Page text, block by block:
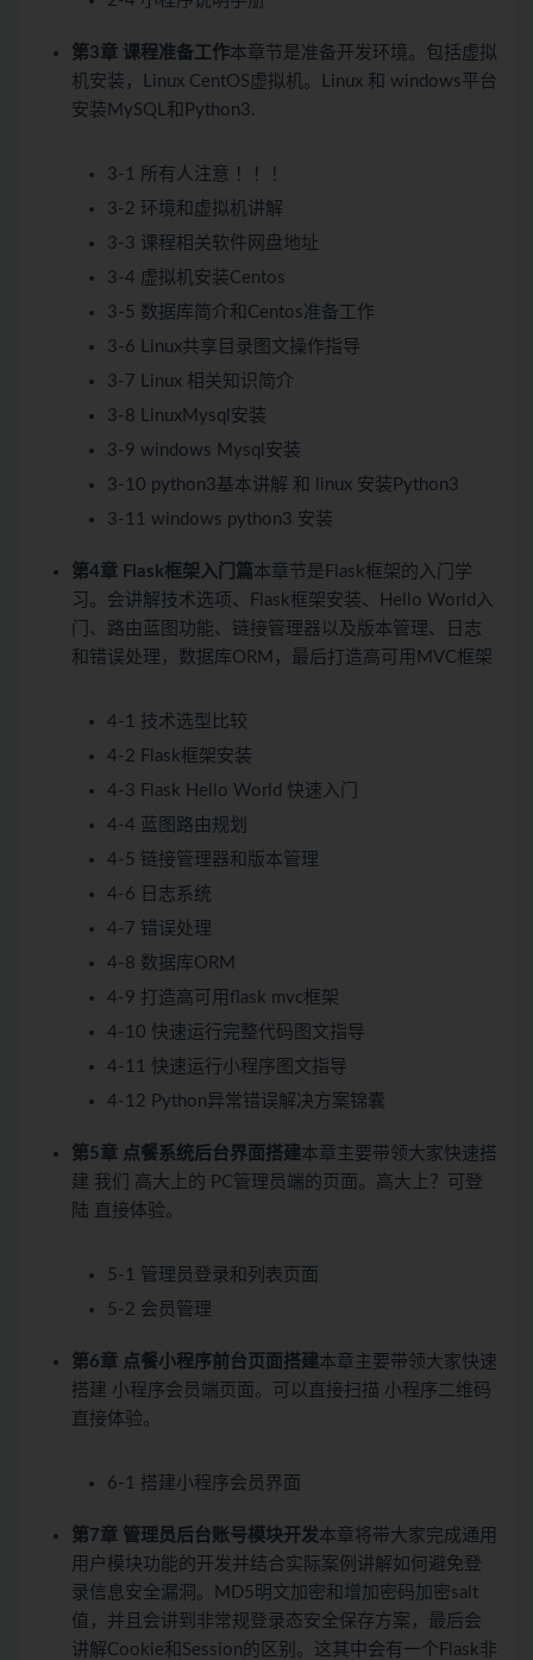
第3章 课程准备工作本章节是准备开发环境。包括虚拟
机安装，Linux CentOS虚拟机。Linux 和 windows平台
安装MySQL和Python3.
3-1 所有人注意 ！！！
3-2 环境和虚拟机讲解
3-3 课程相关软件网盘地址
3-4 虚拟机安装Centos
3-5 数据库简介和Centos准备工作
3-6 Linux共享目录图文操作指导
3-7 Linux 相关知识简介
3-8 LinuxMysql安装
3-9 windows Mysql安装
3-10 python3基本讲解 和 linux 安装Python3
3-11 windows python3 安装
第4章 Flask框架入门篇本章节是Flask框架的入门学
习。会讲解技术选项、Flask框架安装、Hello World入
门、路由蓝图功能、链接管理器以及版本管理、日志
和错误处理，数据库ORM，最后打造高可用MVC框架
4-1 技术选型比较
4-2 Flask框架安装
4-3 Flask Hello World 快速入门
4-4 蓝图路由规划
4-5 链接管理器和版本管理
4-6 日志系统
4-7 错误处理
4-8 数据库ORM
4-9 打造高可用flask mvc框架
4-10 快速运行完整代码图文指导
4-11 快速运行小程序图文指导
4-12 Python异常错误解决方案锦囊
第5章 点餐系统后台界面搭建本章主要带领大家快速搭
建 我们 高大上的 PC管理员端的页面。高大上？可登
陆 直接体验。
5-1 管理员登录和列表页面
5-2 会员管理
第6章 点餐小程序前台页面搭建本章主要带领大家快速
搭建 小程序会员端页面。可以直接扫描 小程序二维码
直接体验。
6-1 搭建小程序会员界面
第7章 管理员后台账号模块开发本章将带大家完成通用
用户模块功能的开发并结合实际案例讲解如何避免登
录信息安全漏洞。MD5明文加密和增加密码加密salt
值，并且会讲到非常规登录态安全保存方案，最后会
讲解Cookie和Session的区别。这其中会有一个Flask非